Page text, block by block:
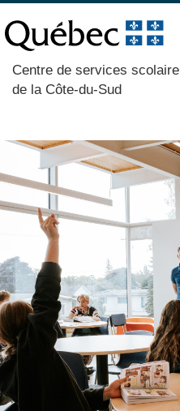
Centre de services scolaire
de la Côte-du-Sud